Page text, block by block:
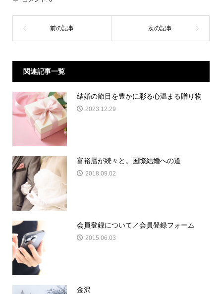
関連記事一覧
結婚の節目を豊かに彩る心温まる贈り物
2023.12.29
富裕層が続々と。国際結婚への道
2018.09.02
会員登録について／会員登録フォーム
2015.06.03
金沢